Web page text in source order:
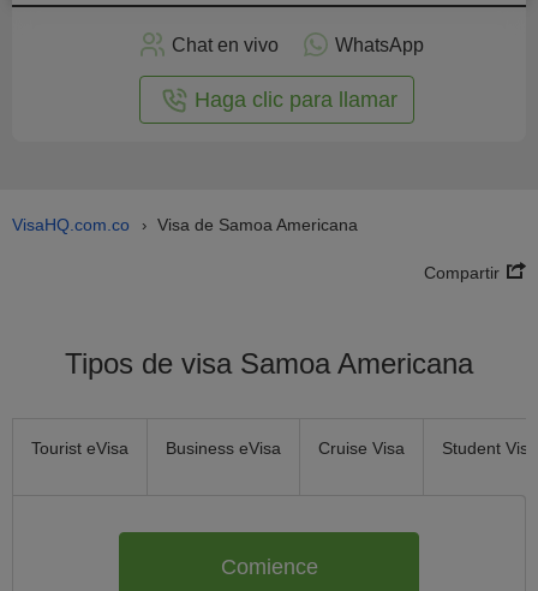
Chat en vivo WhatsApp
Haga clic para llamar
VisaHQ.com.co › Visa de Samoa Americana
Compartir
Tipos de visa Samoa Americana
Tourist eVisa Business eVisa Cruise Visa Student Visa
Comience